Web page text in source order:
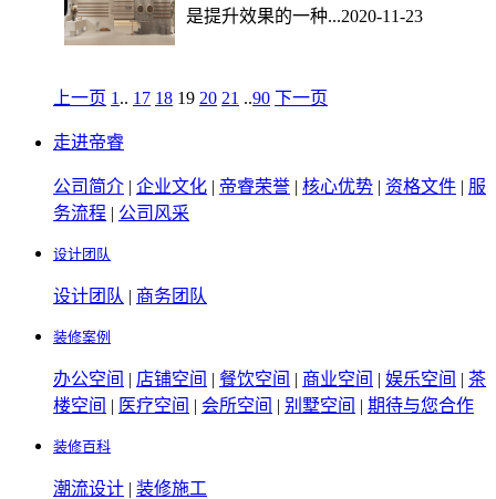
是提升效果的一种...2020-11-23
上一页 1 .. 17 18 19 20 21 ..90 下一页
走进帝睿
公司简介 | 企业文化 | 帝睿荣誉 | 核心优势 | 资格文件 | 服
务流程 | 公司风采
设计团队
设计团队 | 商务团队
装修案例
办公空间 | 店铺空间 | 餐饮空间 | 商业空间 | 娱乐空间 | 茶
楼空间 | 医疗空间 | 会所空间 | 别墅空间 | 期待与您合作
装修百科
潮流设计 | 装修施工